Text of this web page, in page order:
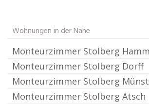
Wohnungen in der Nähe
Monteurzimmer Stolberg
Monteurzimmer Stolberg Dorff
Monteurzimmer Stolberg
Monteurzimmer Stolberg Atsch